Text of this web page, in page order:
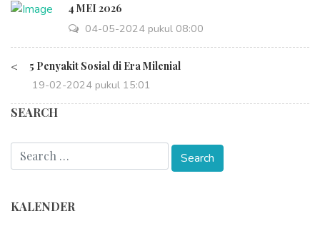
4 MEI 2026
04-05-2024 pukul 08:00
< 5 Penyakit Sosial di Era Milenial
19-02-2024 pukul 15:01
SEARCH
KALENDER